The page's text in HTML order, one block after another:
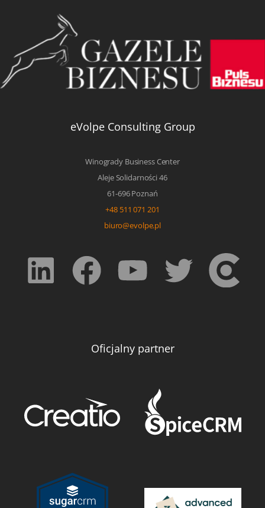
eVolpe Consulting Group
Winogrady Business Center
Aleje Solidarności 46
61-696 Poznań
+48 511 071 201
biuro@evolpe.pl
Oficjalny partner